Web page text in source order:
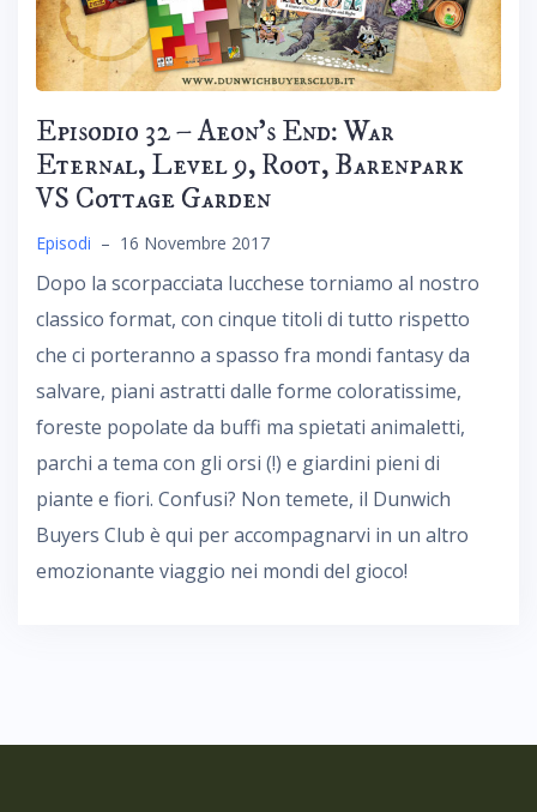
Episodio 32 – Aeon’s End: War
Eternal, Level 9, Root, Barenpark
VS Cottage Garden
Episodi – 16 Novembre 2017
Dopo la scorpacciata lucchese torniamo al nostro
classico format, con cinque titoli di tutto rispetto
che ci porteranno a spasso fra mondi fantasy da
salvare, piani astratti dalle forme coloratissime,
foreste popolate da buffi ma spietati animaletti,
parchi a tema con gli orsi (!) e giardini pieni di
piante e fiori. Confusi? Non temete, il Dunwich
Buyers Club è qui per accompagnarvi in un altro
emozionante viaggio nei mondi del gioco!